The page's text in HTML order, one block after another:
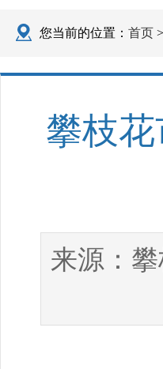
您当前的位置： 首页 >
攀枝
来源：